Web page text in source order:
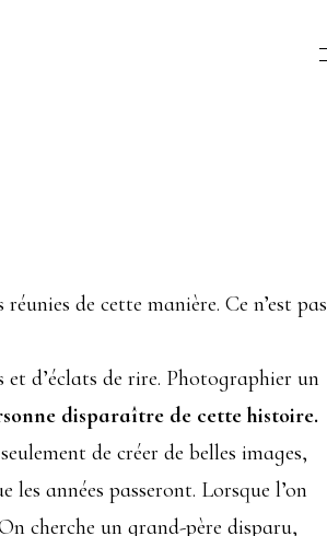
de cette manière. Ce n’est pas
d’éclats de rire. Photographier un
disparaître de cette histoire.
de créer de belles images,
années passeront. Lorsque l’on
cherche un grand-père disparu,